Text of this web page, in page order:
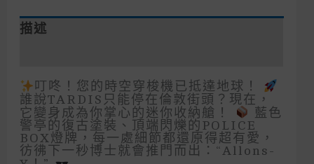
描述
叮咚！您的時空穿梭機已抵達地球！
誰說TARDIS只能停在倫敦街頭？現在，
它變身成為你掌心的迷你收納艙！
藍色
警亭的復古塗裝、頂端閃爍的POLICE
BOX燈牌，每一處細節都還原得超有愛，
彷彿下一秒博士就會推門而出：“Allons-